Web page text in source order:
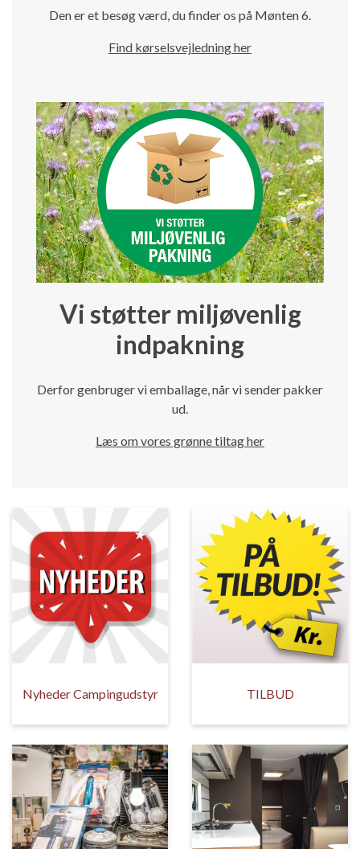
Den er et besøg værd, du finder os på Mønten 6.
Find kørselsvejledning her
Vi støtter miljøvenlig
indpakning
Derfor genbruger vi emballage, når vi sender pakker
ud.
Læs om vores grønne tiltag her
Nyheder Campingudstyr TILBUD